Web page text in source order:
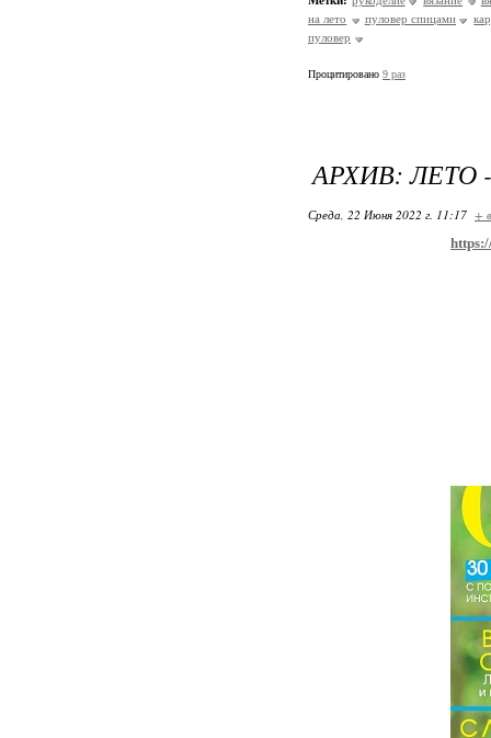
на лето
пуловер спицами
пуловер
Процитировано 9 раз
АРХИВ: ЛЕТО
Среда, 22 Июня 2022 г. 11:17 +